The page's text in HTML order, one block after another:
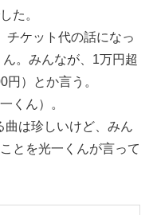
た。
チケット代の話になっ
。みんなが、1万円超
）とか言う。
くん）。
曲は珍しいけど、みん
とを光一くんが言って